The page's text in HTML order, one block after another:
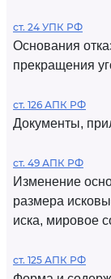
ст. 24 УПК РФ
Основания
прекращения
ст. 126 АПК РФ
Документы,
ст. 49 АПК РФ
Изменение
размера
иска, мировое
ст. 125 АПК РФ